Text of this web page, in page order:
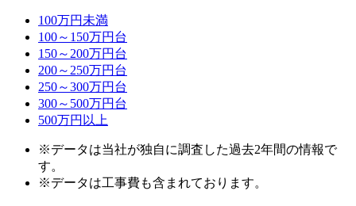
100万円未満
100～150万円台
150～200万円台
200～250万円台
250～300万円台
300～500万円台
500万円以上
※データは当社が独自に調査した過去2年間の情報で
す。
※データは工事費も含まれております。